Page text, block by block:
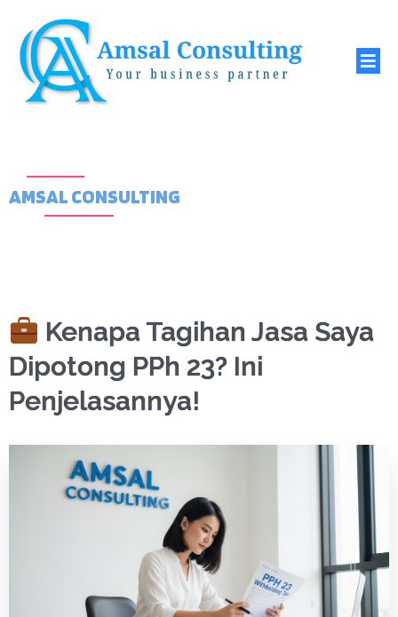
AMSAL CONSULTING
Kenapa Tagihan Jasa Saya
Dipotong PPh 23? Ini
Penjelasannya!